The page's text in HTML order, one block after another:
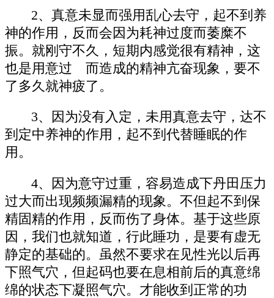
2、真意未显而强用乱心去守，起不到养
神的作用，反而会因为耗神过度而萎糜不
振。就刚守不久，短期内感觉很有精神，这
也是用意过 而造成的精神亢奋现象，要不
了多久就神疲了。
3、因为没有入定，未用真意去守，达不
到定中养神的作用，起不到代替睡眠的作
用。
4、因为意守过重，容易造成下丹田压力
过大而出现频频漏精的现象。不但起不到保
精固精的作用，反而伤了身体。基于这些原
因，我们也就知道，行此睡功，是要有虚无
静定的基础的。虽然不要求在见性光以后再
下照气穴，但起码也要在息相前后的真意绵
绵的状态下凝照气穴。才能收到正常的功